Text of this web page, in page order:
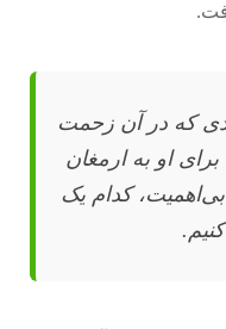
آزادی که در آن زحمت
او به ارمغان
کدام یک